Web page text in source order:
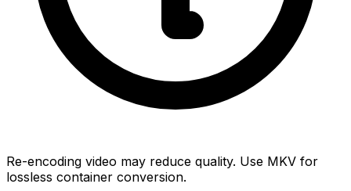
Re-encoding video may reduce quality. Use MKV for
lossless container conversion.